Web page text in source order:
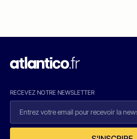
RECEVEZ NOTRE NEWSLETTER